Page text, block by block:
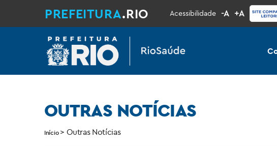
PREFEITURA.RIO Acessibilidade -A +A
OUTRAS NOTÍCIAS
Início > Outras Notícias